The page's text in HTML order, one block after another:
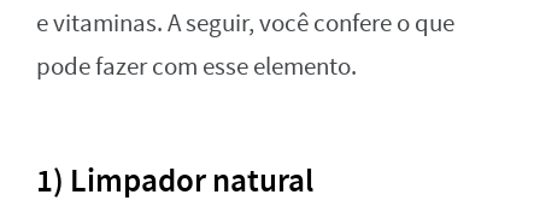
e vitaminas. A seguir, você confere o que
pode fazer com esse elemento.
1) Limpador natural